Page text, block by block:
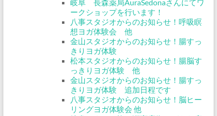
岐阜 長森薬局AuraSedonaさんにてワ
ークショップを行います！
八事スタジオからのお知らせ！呼吸瞑
想ヨガ体験会 他
金山スタジオからのお知らせ！腸すっ
きりヨガ体験
松本スタジオからのお知らせ！腸脳す
っきりヨガ体験 他
金山スタジオからのお知らせ！腸すっ
きりヨガ体験 追加日程です
八事スタジオからのお知らせ！脳ヒー
リングヨガ体験会 他